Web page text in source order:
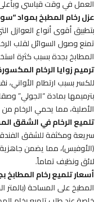
العمل في وقت قياسي وبأعلى
عزل رخام المطبخ بمواد “سوبر
بتطبيق أقوى أنواع العوازل
تمنع وصول السوائل لقلب
المطابخ بجدة بسبب كثرة
ترميم زوايا الرخام المكسورة
للكسر بسبب ارتطام الأواني،
بترميمها بمادة “الجولي”
الأصلية، مما يحمي الرخام من
تلميع الرخام في الشقق
سريعة ومكثفة للشقق
(الأوفيس)، مما يضمن جاهزية
لائق ونظيف تماماً.
أسعار تلميع رخام المطابخ
المطبخ على المساحة (بالمتر